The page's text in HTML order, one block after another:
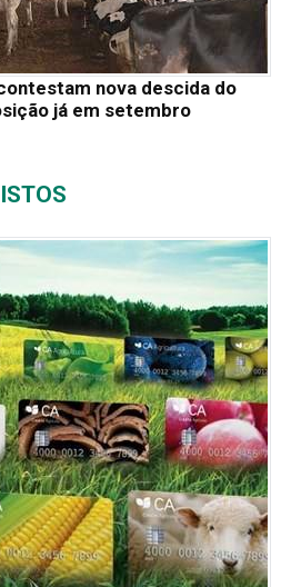
nova descida do
já em setembro